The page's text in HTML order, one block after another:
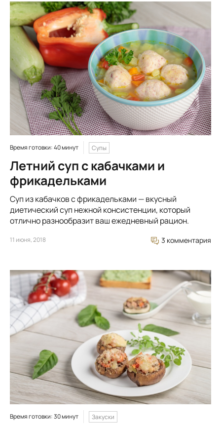
Время готовки: 40 минут Супы
Летний суп с кабачками и
фрикадельками
Суп из кабачков с фрикадельками — вкусный
диетический суп нежной консистенции, который
отлично разнообразит ваш ежедневный рацион.
11 июня, 2018 3 комментария
Время готовки: 30 минут Закуски